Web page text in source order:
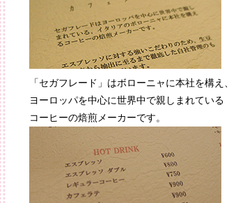
「セガフレード」はボローニャに本社を構え、
ヨーロッパを中心に世界中で親しまれている
コーヒーの焙煎メーカーです。